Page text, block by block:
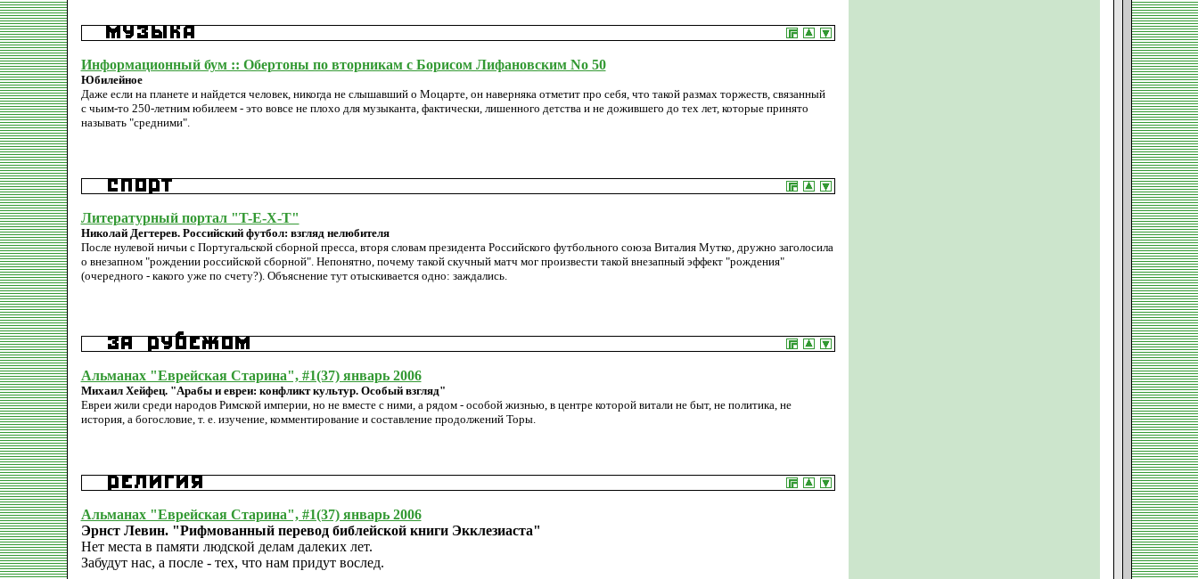
Информационный бум :: Обертоны по вторникам с Борисом Лифановским No 50
Юбилейное
Даже если на планете и найдется человек, никогда не слышавший о Моцарте, он наверняка отметит про себя, что такой размах торжеств, связанный
с чьим-то 250-летним юбилеем - это вовсе не плохо для музыканта, фактически, лишенного детства и не дожившего до тех лет, которые принято
называть "средними".
Литературный портал "T-E-X-T"
Николай Дегтерев. Российский футбол: взгляд нелюбителя
После нулевой ничьи с Португальской сборной пресса, вторя словам президента Российского футбольного союза Виталия Мутко, дружно заголосила
о внезапном "рождении российской сборной". Непонятно, почему такой скучный матч мог произвести такой внезапный эффект "рождения"
(очередного - какого уже по счету?). Объяснение тут отыскивается одно: заждались.
Альманах "Еврейская Старина", #1(37) январь 2006
Михаил Хейфец. "Арабы и евреи: конфликт культур. Особый взгляд"
Евреи жили среди народов Римской империи, но не вместе с ними, а рядом - особой жизнью, в центре которой витали не быт, не политика, не
история, а богословие, т. е. изучение, комментирование и составление продолжений Торы.
Альманах "Еврейская Старина", #1(37) январь 2006
Эрнст Левин. "Рифмованный перевод библейской книги Экклезиаста"
Нет места в памяти людской делам далеких лет.
Забудут нас, а после - тех, что нам придут вослед.